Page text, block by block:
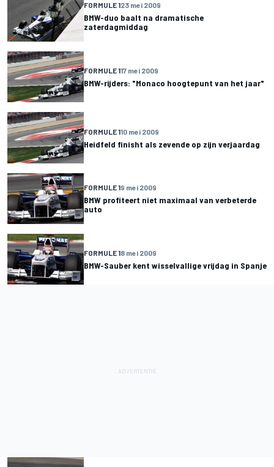
FORMULE 123 mei 2009
BMW-duo baalt na dramatische
zaterdagmiddag
FORMULE 117 mei 2009
BMW-rijders: "Monaco hoogtepunt van het jaar"
FORMULE 110 mei 2009
Heidfeld finisht als zevende op zijn verjaardag
FORMULE 19 mei 2009
BMW profiteert niet maximaal van verbeterde
auto
FORMULE 18 mei 2009
BMW-Sauber kent wisselvallige vrijdag in Spanje